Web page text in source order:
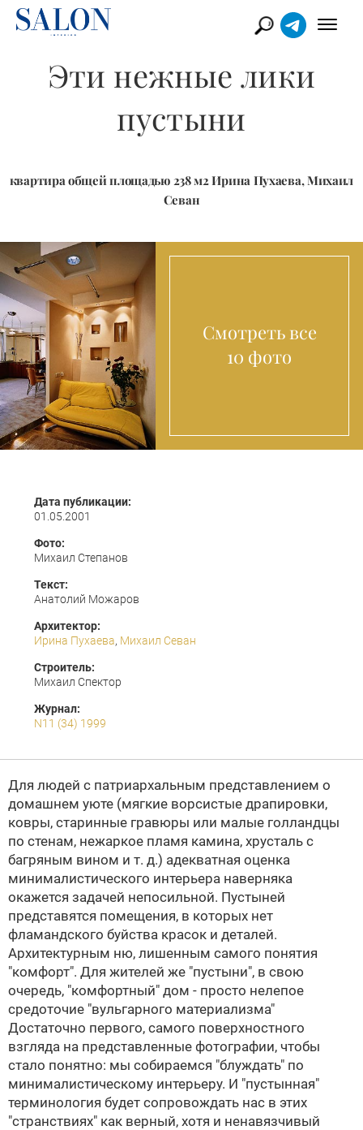
Эти нежные лики
пустыни
квартира общей площадью 238 м2 Ирина Пухаева, Михаил
Севан
Смотреть все
10 фото
Дата публикации:
01.05.2001
Фото:
Михаил Степанов
Текст:
Анатолий Можаров
Архитектор:
Ирина Пухаева, Михаил Севан
Строитель:
Михаил Спектор
Журнал:
N11 (34) 1999
Для людей с патриархальным представлением о
домашнем уюте (мягкие ворсистые драпировки,
ковры, старинные гравюры или малые голландцы
по стенам, нежаркое пламя камина, хрусталь с
багряным вином и т. д.) адекватная оценка
минималистического интерьера наверняка
окажется задачей непосильной. Пустыней
представятся помещения, в которых нет
фламандского буйства красок и деталей.
Архитектурным ню, лишенным самого понятия
"комфорт". Для жителей же "пустыни", в свою
очередь, "комфортный" дом - просто нелепое
средоточие "вульгарного материализма"
Достаточно первого, самого поверхностного
взгляда на представленные фотографии, чтобы
стало понятно: мы собираемся "блуждать" по
минималистическому интерьеру. И "пустынная"
терминология будет сопровождать нас в этих
"странствиях" как верный, хотя и ненавязчивый